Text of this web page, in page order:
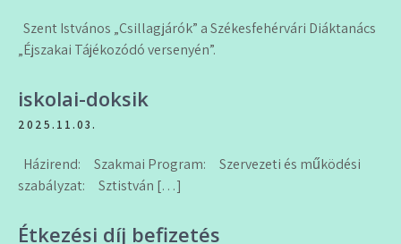
Szent Istvános „Csillagjárók” a Székesfehérvári Diáktanács
„Éjszakai Tájékozódó versenyén”.
iskolai-doksik
2025.11.03.
Házirend: Szakmai Program: Szervezeti és működési
szabályzat: Sztistván […]
Étkezési díj befizetés